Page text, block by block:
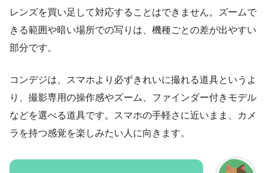
レンズを買い足して対応することはできません。ズームで
きる範囲や暗い場所での写りは、機種ごとの差が出やすい
部分です。
コンデジは、スマホより必ずきれいに撮れる道具というよ
り、撮影専用の操作感やズーム、ファインダー付きモデル
などを選べる道具です。スマホの手軽さに近いまま、カメ
ラを持つ感覚を楽しみたい人に向きます。